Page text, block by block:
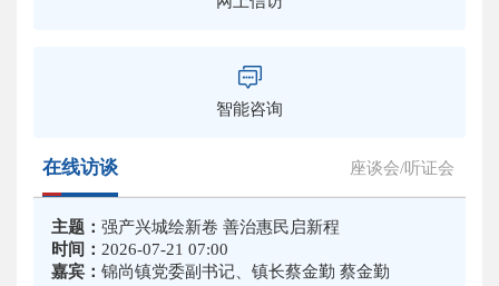
智能咨询
在线访谈 座谈会/听证会
主题： 强产兴城绘新卷 善治惠民启新程
时间： 2026-07-21 07:00
嘉宾： 锦尚镇党委副书记、镇长蔡金勤 蔡金勤